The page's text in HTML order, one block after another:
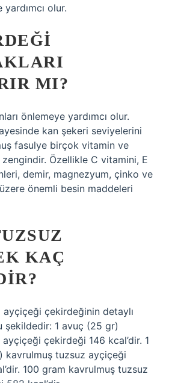
olur.
MI?
önlemeye yardımcı olur.
kan şekeri seviyelerini
fasulye birçok vitamin ve
zengindir. Özellikle C vitamini, E
demir, magnezyum, çinko ve
önemli besin maddeleri
KAÇ
ayçiçeği çekirdeğinin detaylı
şekildedir: 1 avuç (25 gr)
çekirdeği 146 kcal’dir. 1
kavrulmuş tuzsuz ayçiçeği
100 gram kavrulmuş tuzsuz